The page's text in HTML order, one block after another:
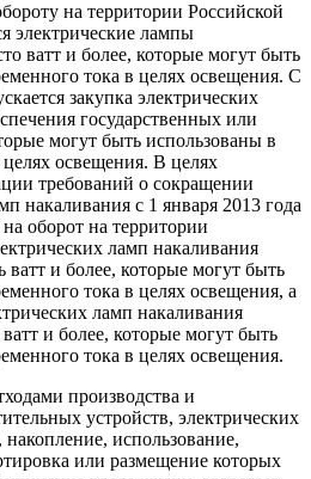
на территории Российской
электрические лампы
ватт и более, которые могут быть
тока в целях освещения. С
закупка электрических
государственных или
могут быть использованы в
освещения. В целях
требований о сокращении
накаливания с 1 января 2013 года
оборот на территории
ламп накаливания
ватт и более, которые могут быть
тока в целях освещения, а
ламп накаливания
и более, которые могут быть
тока в целях освещения.
производства и
устройств, электрических
использование,
или размещение которых